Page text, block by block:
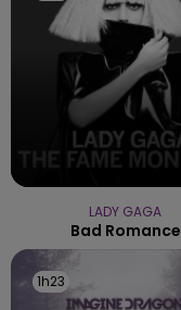
LADY GAGA
Bad Romance
1h23
1h23